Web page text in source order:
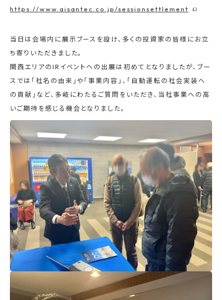
https://www.aisantec.co.jp/sessionsettlement
当日は会場内に展示ブースを設け、多くの投資家の皆様にお立
ち寄りいただきました。
関西エリアのIRイベントへの出展は初めてとなりましたが、ブー
スでは「社名の由来」や「事業内容」、「自動運転の社会実装へ
の貢献」など、多岐にわたるご質問をいただき、当社事業への高
いご期待を感じる機会となりました。